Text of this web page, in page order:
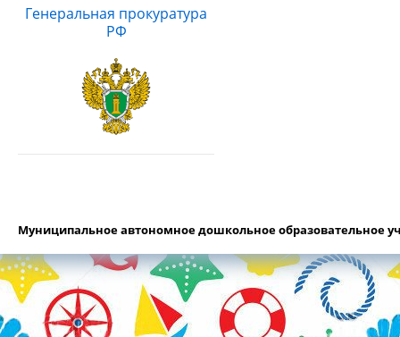
Генеральная прокуратура
РФ
Муниципальное автономное дошкольное образовательное